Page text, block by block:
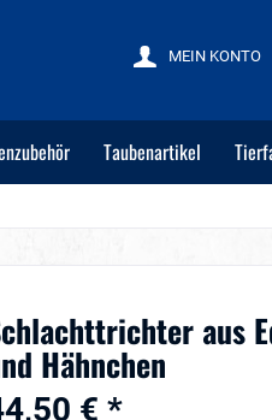
MEIN KONTO
Taubenartikel
aus
Hähnchen
€ *